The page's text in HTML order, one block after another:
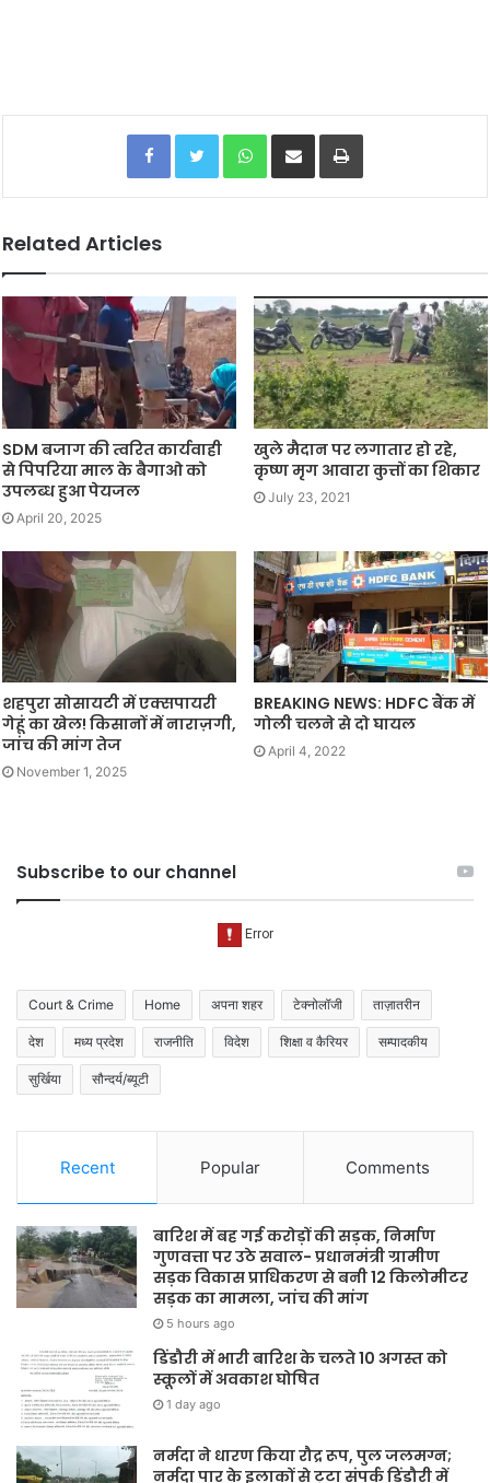
Facebook Twitter WhatsApp
Related Articles
SDM बजाग की त्वरित कार्यवाही
से पिपरिया माल के बैगाओ को
उपलब्ध हुआ पेयजल
April 20, 2025
खुले मैदान पर लगातार हो रहे,
कृष्ण मृग आवारा कुत्तों का शिकार
July 23, 2021
शहपुरा सोसायटी में एक्सपायरी
गेहूं का खेल! किसानों में नाराज़गी,
जांच की मांग तेज
November 1, 2025
BREAKING NEWS: HDFC बैंक में
गोली चलने से दो घायल
April 4, 2022
Subscribe to our channel
Court & Crime Home अपना शहर टेक्नोलॉजी ताज़ातरीन
देश मध्य प्रदेश राजनीति विदेश शिक्षा व कैरियर सम्पादकीय
सुर्खिया सौन्दर्य/ब्यूटी
Recent Popular Comments
बारिश में बह गई करोड़ों की सड़क, निर्माण
गुणवत्ता पर उठे सवाल- प्रधानमंत्री ग्रामीण
सड़क विकास प्राधिकरण से बनी 12 किलोमीटर
सड़क का मामला, जांच की मांग
5 hours ago
डिंडौरी में भारी बारिश के चलते 10 अगस्त को
स्कूलों में अवकाश घोषित
1 day ago
नर्मदा ने धारण किया रौद्र रूप, पुल जलमग्न;
नर्मदा पार के इलाकों से टूटा संपर्क डिंडौरी में